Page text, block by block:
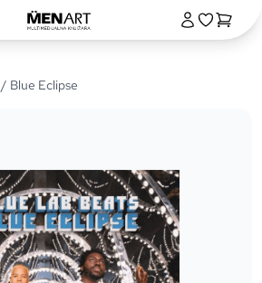
/ Blue Eclipse